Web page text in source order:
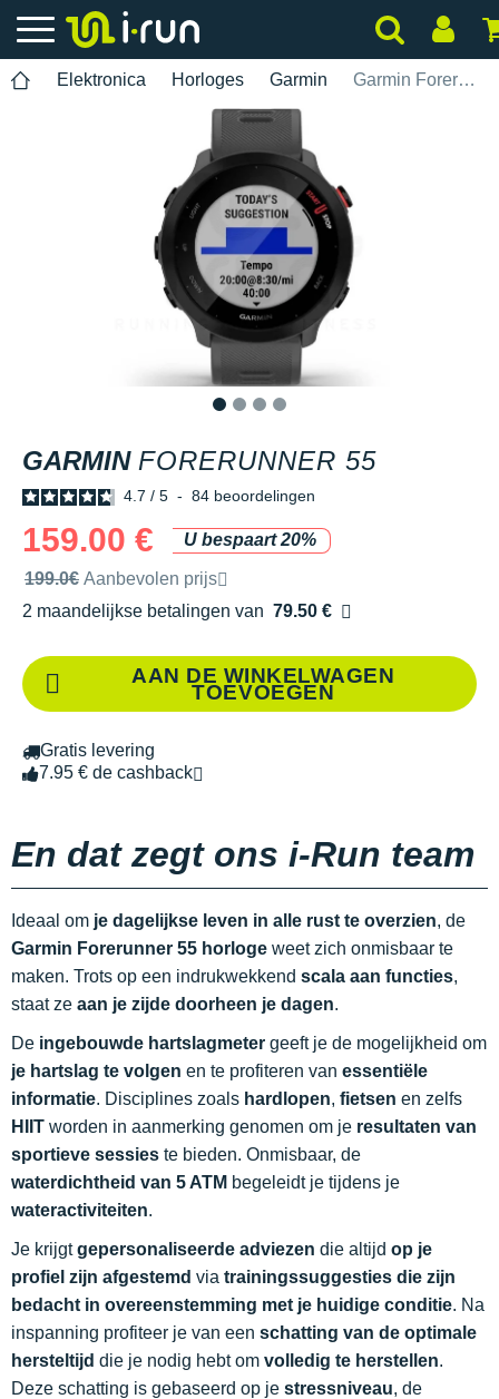
Elektronica Horloges Garmin Garmin Forerunner 55
GARMIN FORERUNNER 55
4.7 / 5 - 84 beoordelingen
159.00 €
U bespaart 20%
Door het merk aanbevolen verkoopprijs
199.0€ Aanbevolen prijs
2 maandelijkse betalingen van 79.50 €
zonder kosten
AAN DE WINKELWAGEN
TOEVOEGEN
Gratis levering
7.95 € de cashback
En dat zegt ons i-Run team
Ideaal om je dagelijkse leven in alle rust te overzien, de
Garmin Forerunner 55 horloge weet zich onmisbaar te
maken. Trots op een indrukwekkend scala aan functies,
staat ze aan je zijde doorheen je dagen.
De ingebouwde hartslagmeter geeft je de mogelijkheid om
je hartslag te volgen en te profiteren van essentiële
informatie. Disciplines zoals hardlopen, fietsen en zelfs
HIIT worden in aanmerking genomen om je resultaten van
sportieve sessies te bieden. Onmisbaar, de
waterdichtheid van 5 ATM begeleidt je tijdens je
wateractiviteiten.
Je krijgtgepersonaliseerde adviezen die altijd op je
profiel zijn afgestemd via trainingssuggesties die zijn
bedacht in overeenstemming met je huidige conditie. Na
inspanning profiteer je van een schatting van de optimale
hersteltijd die je nodig hebt om volledig te herstellen.
Deze schatting is gebaseerd op je stressniveau, de